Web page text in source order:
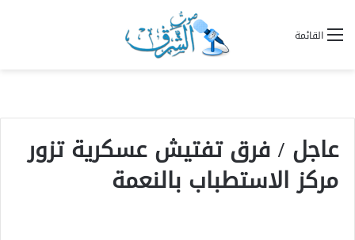
القائمة
عاجل / فرق تفتيش عسكرية تزور
مركز الاستطباب بالنعمة